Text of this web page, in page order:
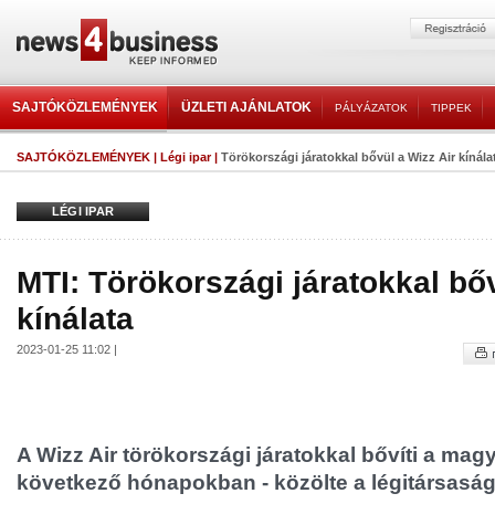
SAJTÓKÖZLEMÉNYEK ÜZLETI AJÁNLATOK PÁLYÁZATOK TIPPEK
SAJTÓKÖZLEMÉNYEK | Légi ipar| Törökországi járatokkal bővül a Wizz Air
LÉGI IPAR
MTI: Törökországi járatokkal
kínálata
2023-01-25 11:02 |
A Wizz Air törökországi járatokkal bővíti a
következő hónapokban - közölte a